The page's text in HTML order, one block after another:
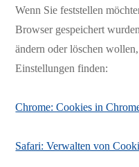
Wenn Sie feststellen
Browser gespeichert
ändern oder löschen
Einstellungen finden:
Chrome: Cookies in
Safari: Verwalten von